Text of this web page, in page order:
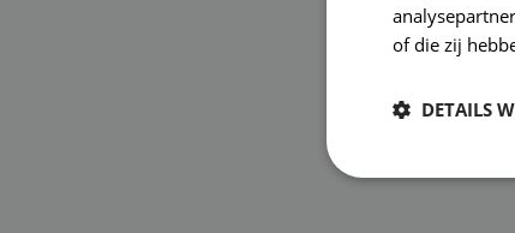
of die zij
DETAILS